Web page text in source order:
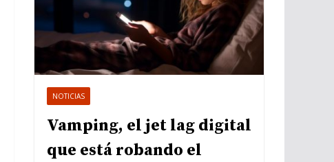
NOTICIAS
Vamping, el jet lag digital
que está robando el